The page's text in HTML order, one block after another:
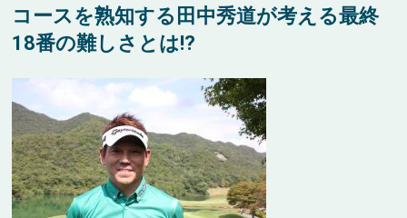
コースを熟知する田中秀道が考える最終
18番の難しさとは!?